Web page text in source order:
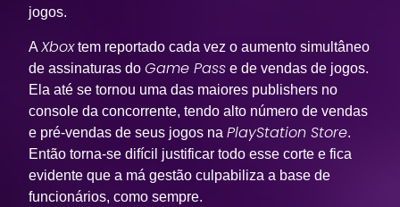
jogos.
AXboxtem reportado cada vez o aumento simultâneo
de assinaturas doGame Pass e de vendas de jogos.
Ela até se tornou uma das maiores publishers no
console da concorrente, tendo alto número de vendas
e pré-vendas de seus jogos naPlayStation Store.
Então torna-se difícil justificar todo esse corte e fica
evidente que a má gestão culpabiliza a base de
funcionários, como sempre.